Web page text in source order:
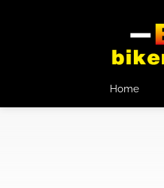
Home